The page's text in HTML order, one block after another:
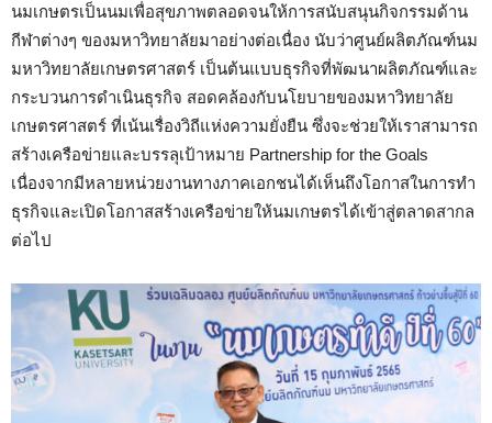
นมเกษตรเป็นนมเพื่อสุขภาพตลอดจนให้การสนับสนุนกิจกรรมด้าน
กีฬาต่างๆ ของมหาวิทยาลัยมาอย่างต่อเนื่อง นับว่าศูนย์ผลิตภัณฑ์นม
มหาวิทยาลัยเกษตรศาสตร์ เป็นต้นแบบธุรกิจที่พัฒนาผลิตภัณฑ์และ
กระบวนการดำเนินธุรกิจ สอดคล้องกับนโยบายของมหาวิทยาลัย
เกษตรศาสตร์ ที่เน้นเรื่องวิถีแห่งความยั่งยืน ซึ่งจะช่วยให้เราสามารถ
สร้างเครือข่ายและบรรลุเป้าหมาย Partnership for the Goals
เนื่องจากมีหลายหน่วยงานทางภาคเอกชนได้เห็นถึงโอกาสในการทำ
ธุรกิจและเปิดโอกาสสร้างเครือข่ายให้นมเกษตรได้เข้าสู่ตลาดสากล
ต่อไป